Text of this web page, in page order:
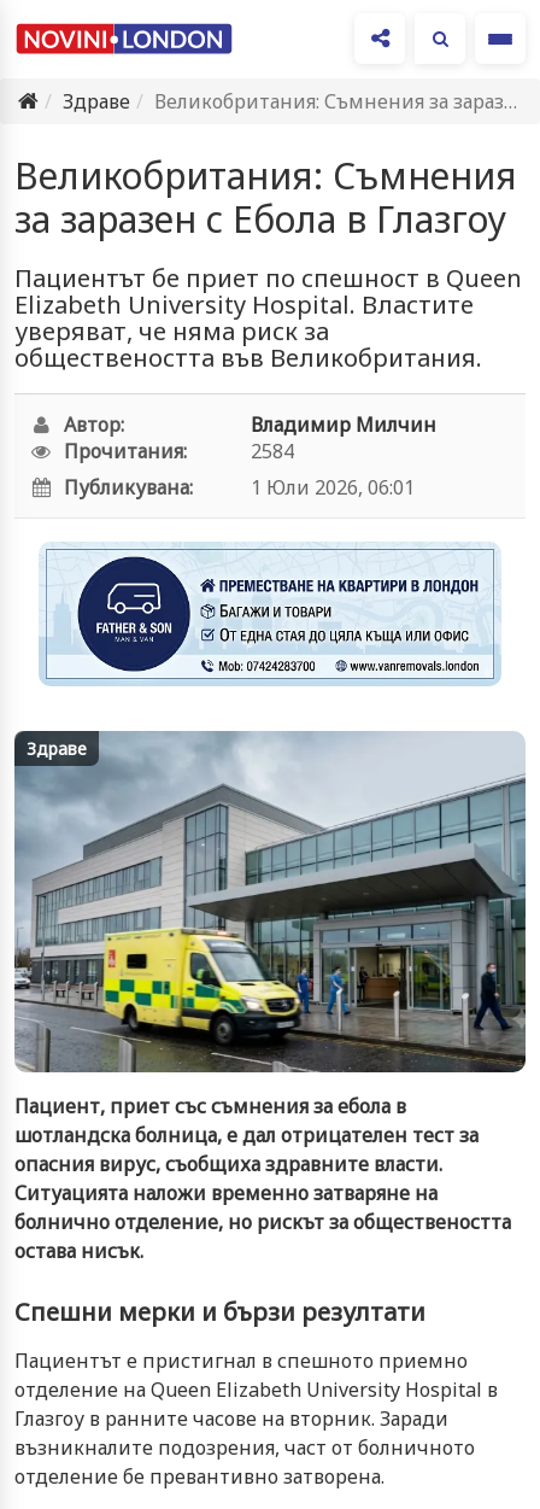
Здраве
Великобритания: Съмнения за заразен с Ебола в Глазгоу
Великобритания: Съмнения
за заразен с Ебола в Глазгоу
Пациентът бе приет по спешност в Queen
Elizabeth University Hospital. Властите
уверяват, че няма риск за
обществеността във Великобритания.
Автор:
Владимир Милчин
Прочитания:
2584
Публикувана:
1 Юли 2026, 06:01
Здраве
Пациент, приет със съмнения за ебола в
шотландска болница, е дал отрицателен тест за
опасния вирус, съобщиха здравните власти.
Ситуацията наложи временно затваряне на
болнично отделение, но рискът за обществеността
остава нисък.
Спешни мерки и бързи резултати
Пациентът е пристигнал в спешното приемно
отделение на Queen Elizabeth University Hospital в
Глазгоу в ранните часове на вторник. Заради
възникналите подозрения, част от болничното
отделение бе превантивно затворена.